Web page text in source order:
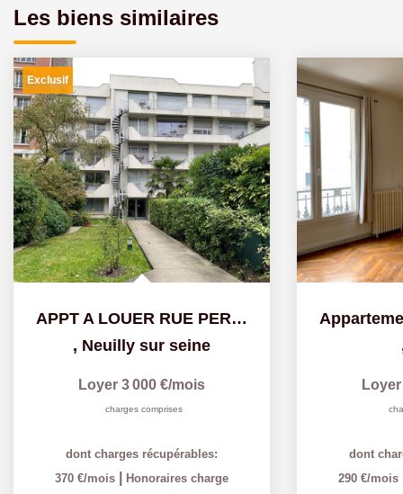
Les biens similaires
Exclusif
APPT A LOUER RUE PERRONET 4P. 78.3 M² - 3ème étage
, Neuilly sur seine
Loyer 3 000 €/mois
charges comprises
dont charges récupérables:
370 €/mois
Honoraires charge
dont
290 €/mois